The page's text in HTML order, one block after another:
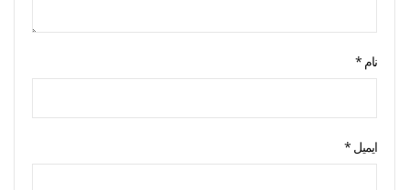
نام *
ایمیل *